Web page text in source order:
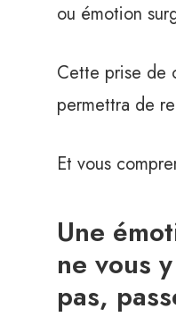
ou émotion
Cette prise de
permettra de
Et vous
Une
ne vous
pas,